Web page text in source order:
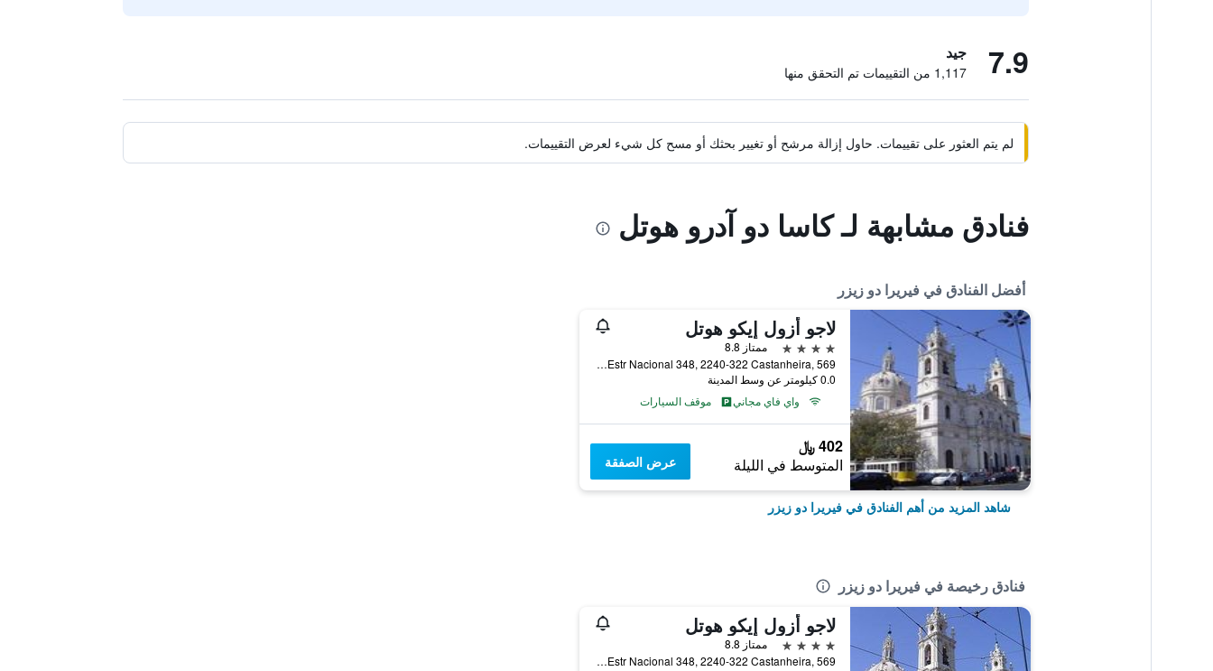
7.9 جيد
1,117 من التقييمات تم التحقق منها
لم يتم العثور على تقييمات. حاول إزالة مرشح أو تغيير بحثك أو مسح كل شيء لعرض التقييمات.
فنادق مشابهة لـ كاسا دو آدرو هوتل
أفضل الفنادق في فيريرا دو زيزر
لاجو أزول إيكو هوتل
4 نجوم
ممتاز 8.8
Estr Nacional 348, 2240-322 Castanheira, 569, فيريرا دو زيزر, حافظة سانتاريم, البرتغال
0.0 كيلومتر عن وسط المدينة
واي فاي مجاني
موقف السيارات
402 ﷼
المتوسط في الليلة عرض الصفقة
شاهد المزيد من أهم الفنادق في فيريرا دو زيزر
فنادق رخيصة في فيريرا دو زيزر
لاجو أزول إيكو هوتل
4 نجوم
ممتاز 8.8
Estr Nacional 348, 2240-322 Castanheira, 569, فيريرا دو زيزر, حافظة سانتاريم, البرتغال